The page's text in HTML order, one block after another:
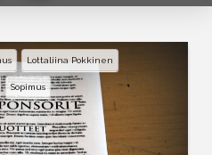
Lottaliina Pokkinen
Sopimus